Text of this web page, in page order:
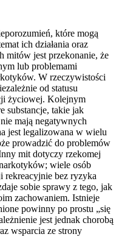
które mogą
ich działania oraz
mitów jest przekonanie, że
lub problemami
W rzeczywistości
od statusu
życiowej. Kolejnym
substancje, takie jak
mają negatywnych
jest legalizowana w wielu
prowadzić do problemów
mit dotyczy rzekomej
wiele osób
rekreacyjnie bez ryzyka
sobie sprawy z tego, jak
zachowaniem. Istnieje
powinny po prostu „się
jest jednak chorobą
wsparcia ze strony